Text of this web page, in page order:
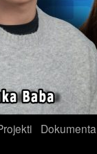
Dokumenta